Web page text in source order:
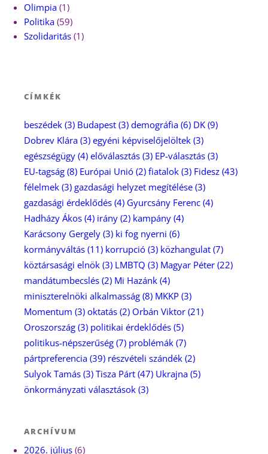
Olimpia (1)
Politika (59)
Szolidaritás (1)
CÍMKÉK
beszédek (3) Budapest (3) demográfia (6) DK (9)
Dobrev Klára (3) egyéni képviselőjelöltek (3)
egészségügy (4) előválasztás (3) EP-választás (3)
EU-tagság (8) Európai Unió (2) fiatalok (3) Fidesz (43)
félelmek (3) gazdasági helyzet megítélése (3)
gazdasági érdeklődés (4) Gyurcsány Ferenc (4)
Hadházy Ákos (4) irány (2) kampány (4)
Karácsony Gergely (3) ki fog nyerni (6)
kormányváltás (11) korrupció (3) közhangulat (7)
köztársasági elnök (3) LMBTQ (3) Magyar Péter (22)
mandátumbecslés (2) Mi Hazánk (4)
miniszterelnöki alkalmasság (8) MKKP (3)
Momentum (3) oktatás (2) Orbán Viktor (21)
Oroszország (3) politikai érdeklődés (5)
politikus-népszerűség (7) problémák (7)
pártpreferencia (39) részvételi szándék (2)
Sulyok Tamás (3) Tisza Párt (47) Ukrajna (5)
önkormányzati választások (3)
ARCHÍVUM
2026. július (6)